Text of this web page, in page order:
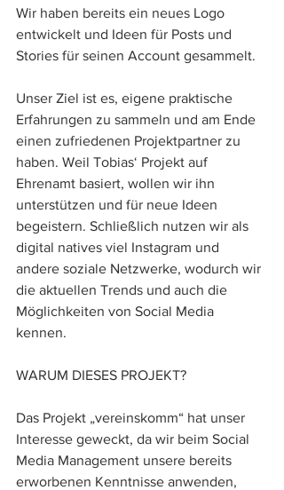
Wir haben bereits ein neues Logo
entwickelt und Ideen für Posts und
Stories für seinen Account gesammelt.
Unser Ziel ist es, eigene praktische
Erfahrungen zu sammeln und am Ende
einen zufriedenen Projektpartner zu
haben. Weil Tobias‘ Projekt auf
Ehrenamt basiert, wollen wir ihn
unterstützen und für neue Ideen
begeistern. Schließlich nutzen wir als
digital natives viel Instagram und
andere soziale Netzwerke, wodurch wir
die aktuellen Trends und auch die
Möglichkeiten von Social Media
kennen.
WARUM DIESES PROJEKT?
Das Projekt „vereinskomm“ hat unser
Interesse geweckt, da wir beim Social
Media Management unsere bereits
erworbenen Kenntnisse anwenden,